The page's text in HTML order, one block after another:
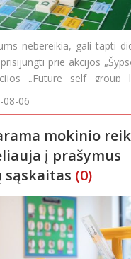
nebereikia, gali tapti
prie akcijos
„Future self group
savo spintas ir
08-06
mokinio
į prašymus
(0)